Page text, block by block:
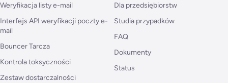
Weryfikacja listy e-mail
Interfejs API weryfikacji poczty e-
mail
Bouncer Tarcza
Kontrola toksyczności
Zestaw dostarczalności
Dla przedsiębiorstw
Studia przypadków
FAQ
Dokumenty
Status